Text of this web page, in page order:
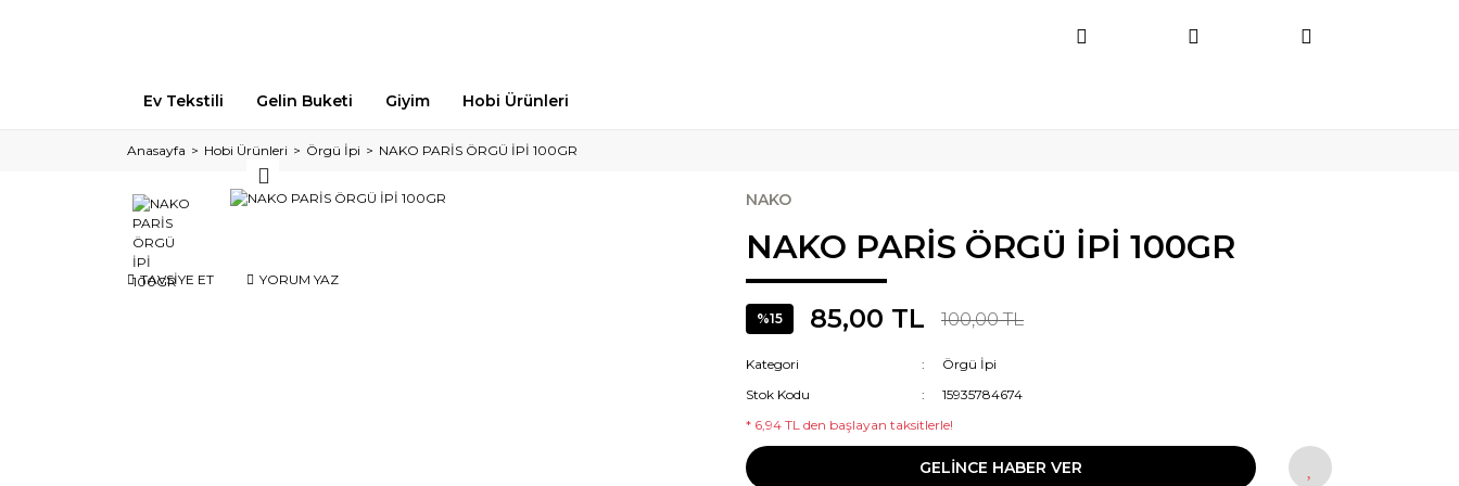
Ev Tekstili Gelin Buketi Giyim Hobi Ürünleri
Anasayfa Hobi Ürünleri Örgü İpi NAKO PARİS ÖRGÜ İPİ 100GR
TAVSİYE ET YORUM YAZ
NAKO
NAKO PARİS ÖRGÜ İPİ 100GR
%15 85,00 TL 100,00 TL
Kategori
Örgü İpi
Stok Kodu
15935784674
* 6,94 TL den başlayan taksitlerle!
GELİNCE HABER VER